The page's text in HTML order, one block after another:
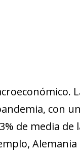
con
de media de